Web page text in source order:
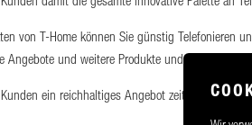
von T-Home können Sie günstig Telefonieren
Angebote und weitere Produkte und Services von
ein reichhaltiges Angebot zeitgerechter